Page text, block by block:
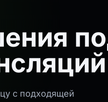
с подходящей